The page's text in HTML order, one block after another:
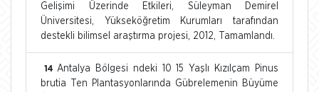
Gelişimi Üzerinde Etkileri, Süleyman Demirel
Üniversitesi, Yükseköğretim Kurumları tarafından
destekli bilimsel araştırma projesi, 2012, Tamamlandı.
14 Antalya Bölgesi ndeki 10 15 Yaşlı Kızılçam Pinus
brutia Ten Plantasyonlarında Gübrelemenin Büyüme